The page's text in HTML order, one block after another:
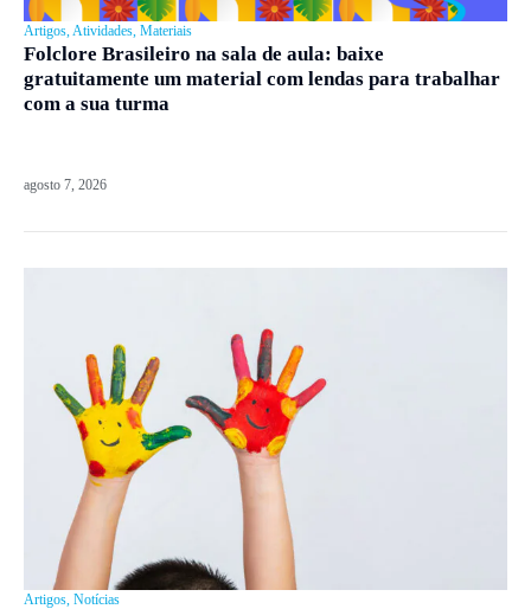
Artigos,Atividades, Materiais
Folclore Brasileiro na sala de aula: baixe
gratuitamente um material com lendas para trabalhar
com a sua turma
agosto 7, 2026
Artigos Notícias